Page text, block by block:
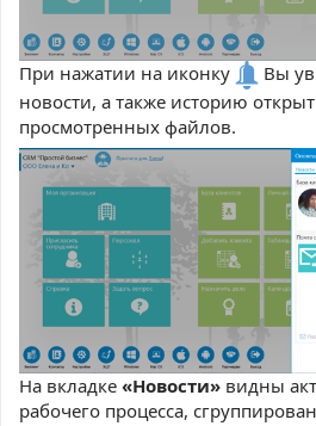
При нажатии на иконку
Вы
новости, а также историю
просмотренных файлов.
На вкладке «Новости» видны
рабочего процесса,